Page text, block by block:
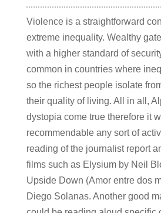
Violence is a straightforward
extreme inequality. Wealthy
with a higher standard of
common in countries where
so the richest people isolate
their quality of living. All in all,
dystopia come true therefore it
recommendable any sort of
reading of the journalist report
films such as Elysium by Neil
Upside Down (Amor entre dos
Diego Solanas. Another good